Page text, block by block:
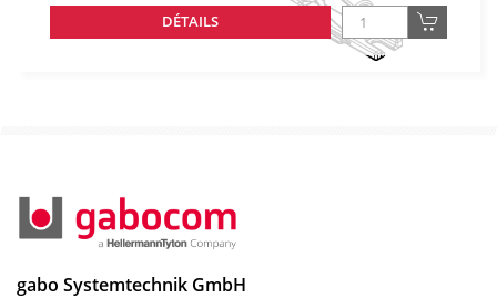
DÉTAILS
gabo Systemtechnik GmbH